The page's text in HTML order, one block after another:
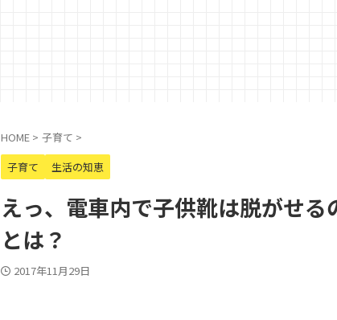
HOME > 子育て >
子育て
生活の知恵
えっ、電車内で子供靴は脱がせ
とは？
2017年11月29日